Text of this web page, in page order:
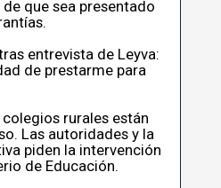
que sea presentado
entrevista de Leyva:
de prestarme para
rurales están
Las autoridades y la
piden la intervención
de Educación.